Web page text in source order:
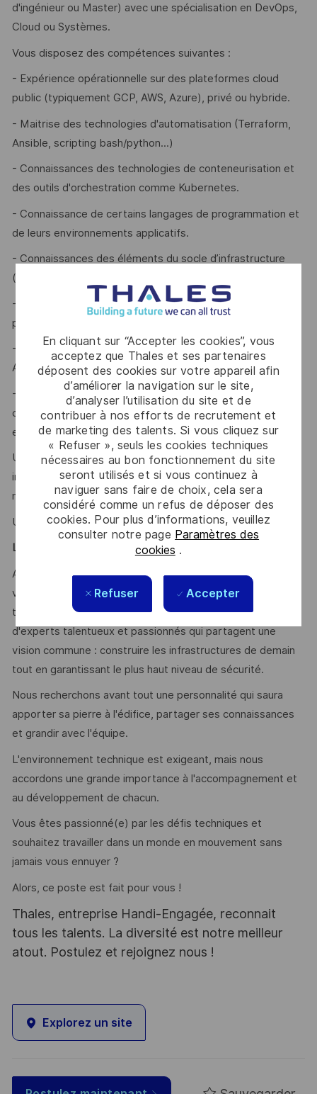
En cliquant sur “Accepter les cookies”, vous
acceptez que Thales et ses partenaires
déposent des cookies sur votre appareil afin
d’améliorer la navigation sur le site,
d’analyser l’utilisation du site et de
contribuer à nos efforts de recrutement et
de marketing des talents. Si vous cliquez sur
« Refuser », seuls les cookies techniques
nécessaires au bon fonctionnement du site
seront utilisés et si vous continuez à
naviguer sans faire de choix, cela sera
considéré comme un refus de déposer des
cookies. Pour plus d’informations, veuillez
consulter notre page Paramètres des
cookies .
Refuser Accepter
d'ingénieur ou Master) avec une spécialisation en DevOps,
Cloud ou Systèmes.
Vous disposez des compétences suivantes :
- Expérience opérationnelle sur des plateformes cloud
public (typiquement GCP, AWS, Azure), privé ou hybride.
- Maitrise des technologies d'automatisation (Terraform,
Ansible, scripting bash/python...)
- Connaissances des technologies de conteneurisation et
des outils d'orchestration comme Kubernetes.
- Connaissance de certains langages de programmation et
de leurs environnements applicatifs.
- Connaissances des éléments du socle d’infrastructure
(systèmes d’exploitation, réseau, stockage)
- Connaissance des concepts de sécurité et des bonnes
pratiques en matière de conformité.
- Bonnes connaissances des principes et des méthodes
Agile ainsi que de la philosophie DevOps.
- Excellentes capacités à résoudre des problèmes
complexes, à travailler dans des environnements à fort
enjeux et à prendre des décisions rapidement.
Une bonne maîtrise de l'anglais est indispensable pour
interagir efficacement avec nos équipes internationales et
nos partenaires.
Une certification CSP serait un plus.
Le mot du manager
A la direction APC (Automation Platforms & Cloud), nous
vivons une période passionnante de transformation
technologique. Notre équipe cloud est composée
d'experts talentueux et passionnés qui partagent une
vision commune : construire les infrastructures de demain
tout en garantissant le plus haut niveau de sécurité.
Nous recherchons avant tout une personnalité qui saura
apporter sa pierre à l'édifice, partager ses connaissances
et grandir avec l'équipe.
L'environnement technique est exigeant, mais nous
accordons une grande importance à l'accompagnement et
au développement de chacun.
Vous êtes passionné(e) par les défis techniques et
souhaitez travailler dans un monde en mouvement sans
jamais vous ennuyer ?
Alors, ce poste est fait pour vous !
Thales, entreprise Handi-Engagée, reconnait
tous les talents. La diversité est notre meilleur
atout. Postulez et rejoignez nous !
Explorez un site